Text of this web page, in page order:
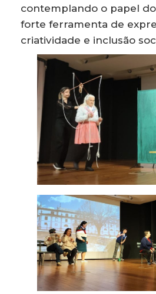
contemplando o papel
forte ferramenta de
criatividade e inclusão